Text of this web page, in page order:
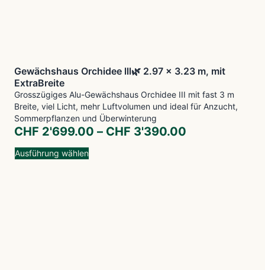
Gewächshaus Orchidee lll🌿 2.97 x 3.23 m, mit
ExtraBreite
Grosszügiges Alu-Gewächshaus Orchidee III mit fast 3 m
Breite, viel Licht, mehr Luftvolumen und ideal für Anzucht,
Sommerpflanzen und Überwinterung
CHF 2'699.00 – CHF 3'390.00
Ausführung wählen